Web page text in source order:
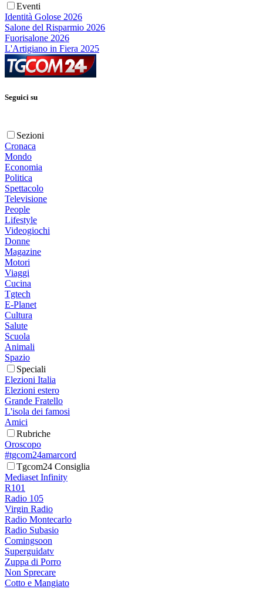
Eventi
Identità Golose 2026
Salone del Risparmio 2026
Fuorisalone 2026
L'Artigiano in Fiera 2025
Seguici su
Sezioni
Cronaca
Mondo
Economia
Politica
Spettacolo
Televisione
People
Lifestyle
Videogiochi
Donne
Magazine
Motori
Viaggi
Cucina
Tgtech
E-Planet
Cultura
Salute
Scuola
Animali
Spazio
Speciali
Elezioni Italia
Elezioni estero
Grande Fratello
L'isola dei famosi
Amici
Rubriche
Oroscopo
#tgcom24amarcord
Tgcom24 Consiglia
Mediaset Infinity
R101
Radio 105
Virgin Radio
Radio Montecarlo
Radio Subasio
Comingsoon
Superguidatv
Zuppa di Porro
Non Sprecare
Cotto e Mangiato